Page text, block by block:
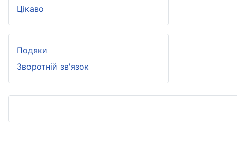
Цікаво
Подяки
Зворотній зв'язок